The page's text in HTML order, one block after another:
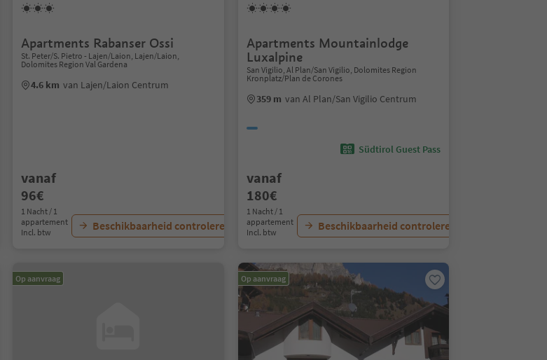
Apartments Rabanser Ossi
St. Peter/S. Pietro - Lajen/Laion, Lajen/Laion,
Dolomites Region Val Gardena
4.6 km van Lajen/Laion Centrum
vanaf
96€
1 Nacht / 1
appartement
Incl. btw
Beschikbaarheid controleren
Apartments Mountainlodge
Luxalpine
San Vigilio, Al Plan/San Vigilio, Dolomites Region
Kronplatz/Plan de Corones
359 m van Al Plan/San Vigilio Centrum
Südtirol Guest Pass
vanaf
180€
1 Nacht / 1
appartement
Incl. btw
Beschikbaarheid controleren
Op aanvraag Op aanvraag